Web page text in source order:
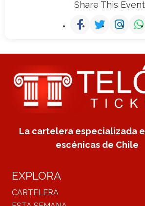
Share This Event
La cartelera especializada
escénicas de Chile
EXPLORA
CARTELERA